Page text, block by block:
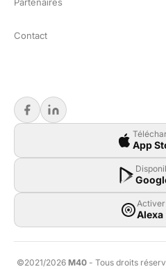
Partenaires
Contact
App
Alexa
©2021/2026 M40 - Tous droits